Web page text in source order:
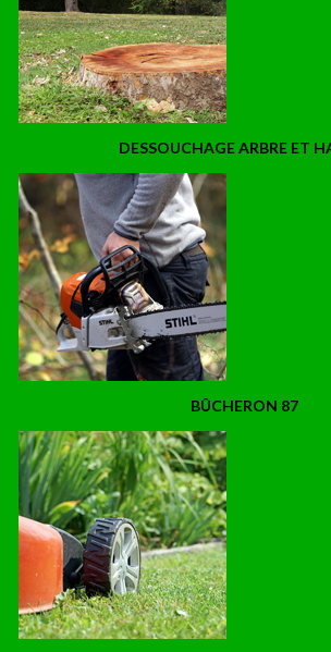
DESSOUCHAGE ARBRE ET
BÛCHERON 87